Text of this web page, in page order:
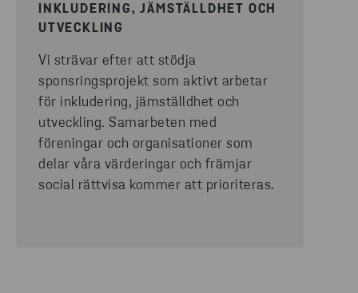
INKLUDERING, JÄMSTÄLLDHET OCH
UTVECKLING
Vi strävar efter att stödja
sponsringsprojekt som aktivt arbetar
för inkludering, jämställdhet och
utveckling. Samarbeten med
föreningar och organisationer som
delar våra värderingar och främjar
social rättvisa kommer att prioriteras.